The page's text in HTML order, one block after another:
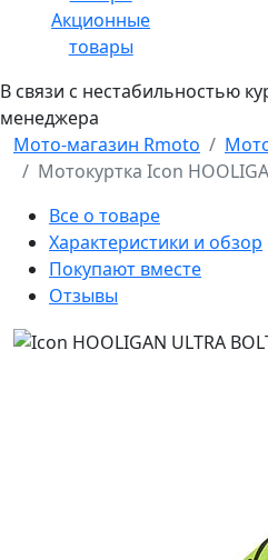
Акционные
товары
В связи с нестабильностью
менеджера
Мото-магазин Rmoto
Мотокуртка Icon
Все о товаре
Характеристики и обзор
Покупают вместе
Отзывы